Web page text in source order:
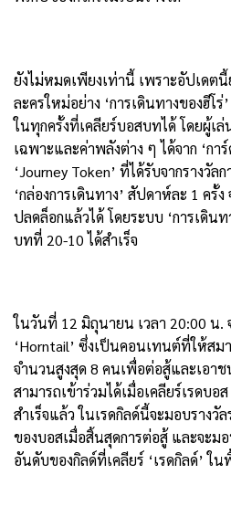
ยังไม่หมดเพียงเท่านี้ เพราะอัปเดต
ละครใหม่อย่าง ‘การเดินทางของฮีโร่
ในทุกครั้งที่เคลียร์บอสบทได้ โดยผู้เ
เฉพาะและค่าพลังต่าง ๆ ได้จาก ‘ก
‘Journey Token’ ที่ได้รับจากรางวัล
‘กล่องการเดินทาง’ สัปดาห์ละ 1 ครั้
ปลดล็อกแล้วได้ โดยระบบ ‘การเดินท
บทที่ 20-10 ได้สำเร็จ
ในวันที่ 12 มิถุนายน เวลา 20:00 น.
‘Horntail’ ซึ่งเป็นคอนเทนต์ที่ให้สม
จำนวนสูงสุด 8 คนเพื่อต่อสู้และเอาช
สามารถเข้าร่วมได้เมื่อเคลียร์เรดบอ
สำเร็จแล้ว ในเรดกิลด์นี้จะมอบราง
ของบอสเมื่อสิ้นสุดการต่อสู้ และจะม
อันดับของกิลด์ที่เคลียร์ ‘เรดกิลด์’ ใ